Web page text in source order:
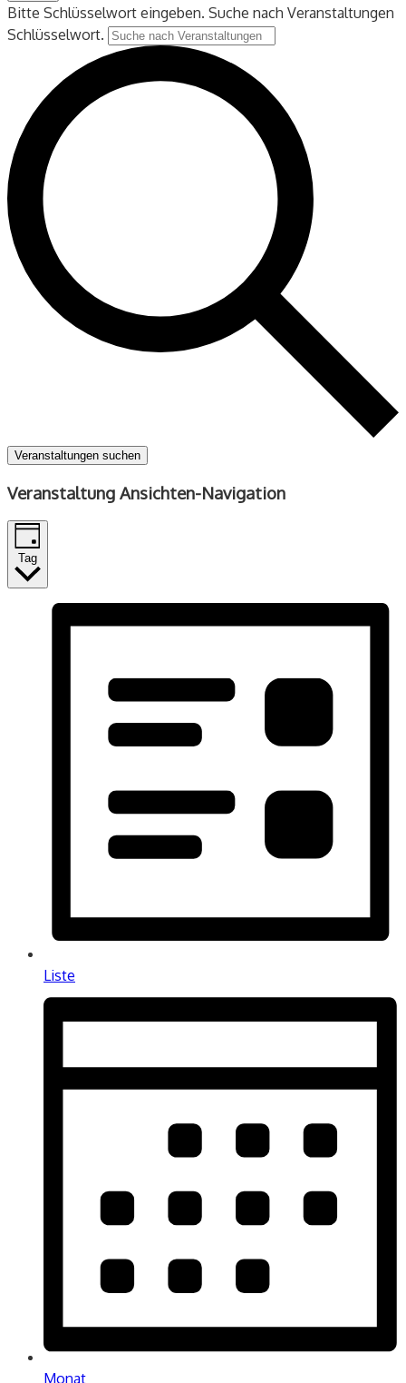
Bitte Schlüsselwort eingeben. Suche nach Veranstaltungen
Schlüsselwort.
Veranstaltungen suchen
Veranstaltung Ansichten-Navigation
Tag
Liste
Monat